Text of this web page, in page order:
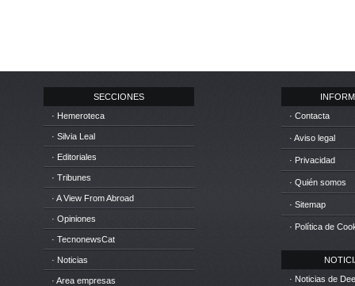
SECCIONES
· Hemeroteca
· Silvia Leal
· Editoriales
· Tribunes
· A View From Abroad
· Opiniones
· TecnonewsCat
· Noticias
· Area empresas
· Contacta
· Aviso legal
· Privacidad
· Quién somos
· Sitemap
· Política de
· Noticias de